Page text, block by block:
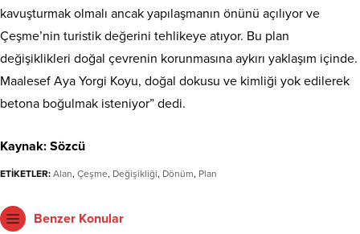
kavuşturmak olmalı ancak yapılaşmanın önünü açılıyor ve
Çeşme’nin turistik değerini tehlikeye atıyor. Bu plan
değişiklikleri doğal çevrenin korunmasına aykırı yaklaşım içinde.
Maalesef Aya Yorgi Koyu, doğal dokusu ve kimliği yok edilerek
betona boğulmak isteniyor” dedi.
Kaynak: Sözcü
ETİKETLER: Alan, Çeşme, Değişikliği, Dönüm, Plan
Benzer Konular